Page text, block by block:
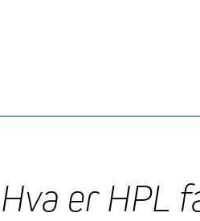
Hva er HPL